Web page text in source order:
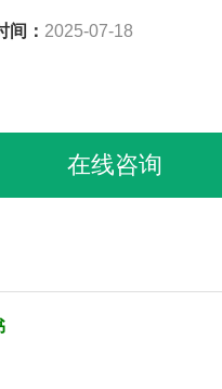
】0.5ppb（µg/Kg）
间： 2025-07-18
在线咨询